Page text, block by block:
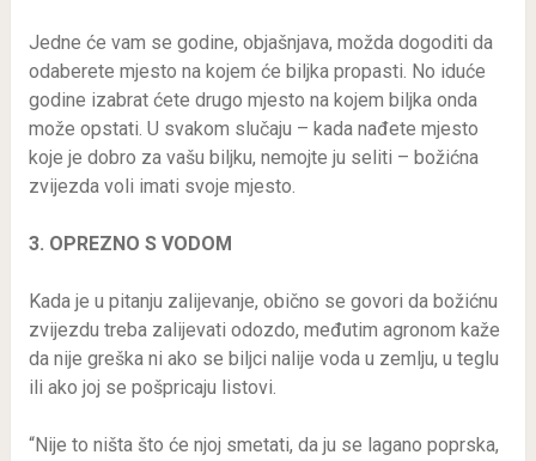
Jedne će vam se godine, objašnjava, možda dogoditi da
odaberete mjesto na kojem će biljka propasti. No iduće
godine izabrat ćete drugo mjesto na kojem biljka onda
može opstati. U svakom slučaju – kada nađete mjesto
koje je dobro za vašu biljku, nemojte ju seliti – božićna
zvijezda voli imati svoje mjesto.
3. OPREZNO S VODOM
Kada je u pitanju zalijevanje, obično se govori da božićnu
zvijezdu treba zalijevati odozdo, međutim agronom kaže
da nije greška ni ako se biljci nalije voda u zemlju, u teglu
ili ako joj se pošpricaju listovi.
“Nije to ništa što će njoj smetati, da ju se lagano poprska,